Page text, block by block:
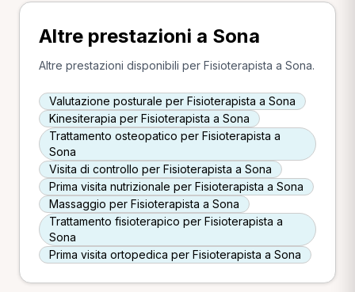
Altre prestazioni a Sona
Altre prestazioni disponibili per Fisioterapista a Sona.
Valutazione posturale per Fisioterapista a Sona
Kinesiterapia per Fisioterapista a Sona
Trattamento osteopatico per Fisioterapista a
Sona
Visita di controllo per Fisioterapista a Sona
Prima visita nutrizionale per Fisioterapista a Sona
Massaggio per Fisioterapista a Sona
Trattamento fisioterapico per Fisioterapista a
Sona
Prima visita ortopedica per Fisioterapista a Sona